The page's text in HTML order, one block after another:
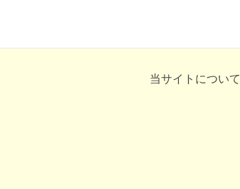
当サイトについて